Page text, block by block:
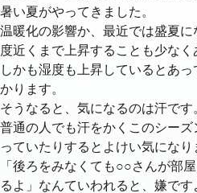
暑い夏がやってきました。
温暖化の影響か、最近では盛夏
度近くまで上昇することも少なく
しかも湿度も上昇しているとあ
かります。
そうなると、気になるのは汗です
普通の人でも汗をかくこのシーズ
っていたりするとよけい気になり
「後ろをみなくても○○さんが部
るよ」なんていわれると、嫌です